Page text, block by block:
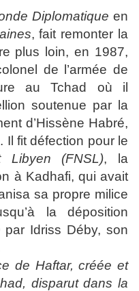
Diplomatique en
, fait remonter la
plus loin, en 1987,
de l’armée de
au Tchad où il
soutenue par la
d’Hissène Habré,
Il fit défection pour le
Libyen (FNSL), la
à Kadhafi, qui avait
sa propre milice
la déposition
par Idriss Déby, son
de Haftar, créée et
disparut dans la